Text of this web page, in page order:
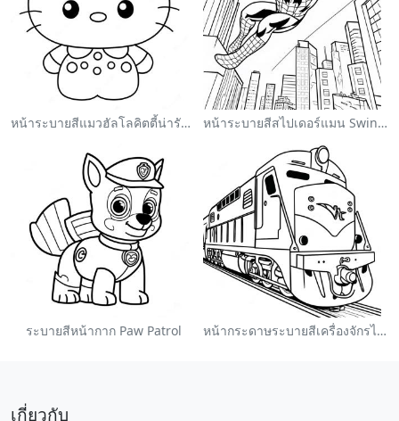
หน้าระบายสีแมวฮัลโลคิตตี้น่ารักพร้อมโบว์ หน้าระบายสีสไปเดอร์แมน Swinging ผ่านเมือง
ระบายสีหน้ากาก Paw Patrol หน้ากระดาษระบายสีเครื่องจักรไอน้ำหลากสี
เกี่ยวกับ